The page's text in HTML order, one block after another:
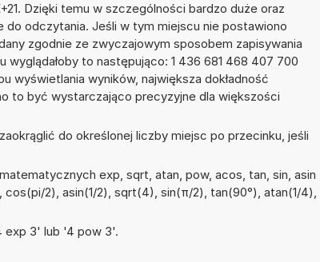
Dzięki temu w szczególności bardzo duże oraz
do odczytania. Jeśli w tym miejscu nie postawiono
zgodnie ze zwyczajowym sposobem zapisywania
wyglądałoby to następująco: 1 436 681 468 407 700
wyświetlania wyników, największa dokładność
to być wystarczająco precyzyjne dla większości
do określonej liczby miejsc po przecinku, jeśli
exp, sqrt, atan, pow, acos, tan, sin, asin
cos(pi/2), asin(1/2), sqrt(4), sin(π/2), tan(90°), atan(1/4),
exp 3' lub '4 pow 3'.